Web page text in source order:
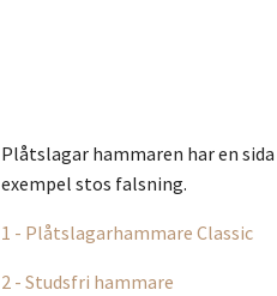
Plåtslagar hammaren har en
exempel stos falsning.
1 - Plåtslagarhammare Classic
2 - Studsfri hammare